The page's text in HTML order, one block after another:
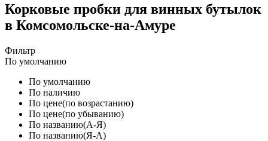
Корковые пробки для винных бутылок
в Комсомольске-на-Амуре
Фильтр
По умолчанию
По умолчанию
По наличию
По цене(по возрастанию)
По цене(по убыванию)
По названию(А-Я)
По названию(Я-А)